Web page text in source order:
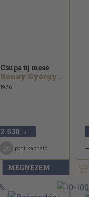
MEGNÉZEM
Csupa új mese
Rónay György...
1976
2.530 ,-Ft
pont kapható